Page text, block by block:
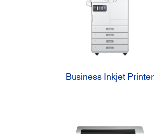
Business Inkjet Printer